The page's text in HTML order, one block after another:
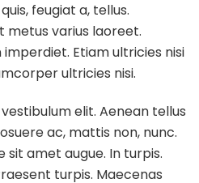
feugiat a, tellus.
metus varius laoreet.
Etiam ultricies nisi
ultricies nisi.
elit. Aenean tellus
ac, mattis non, nunc.
sit amet augue. In turpis.
turpis. Maecenas